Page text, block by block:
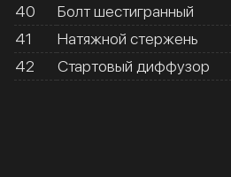
40
Болт шестигранный
41
Натяжной стержень
42
Стартовый диффузор